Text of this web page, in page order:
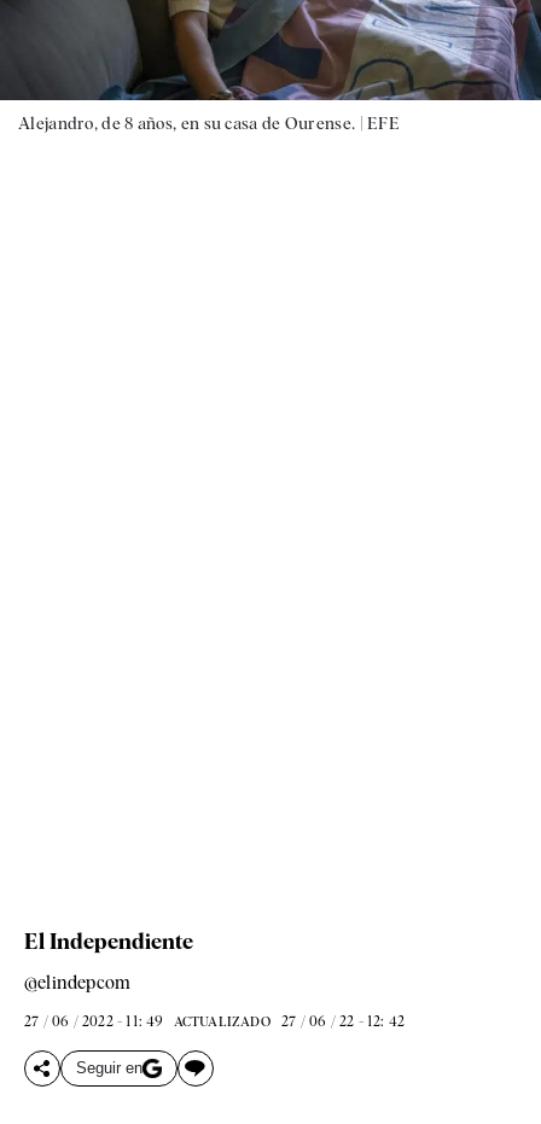
Alejandro, de 8 años, en su casa de Ourense. |EFE
El Independiente
@elindepcom
27 / 06 / 2022 - 11: 49 ACTUALIZADO 27 / 06 / 22 - 12: 42
Seguir en